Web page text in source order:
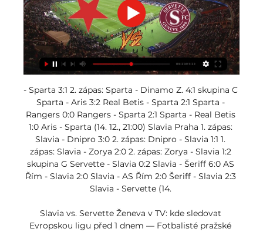
- Sparta 3:1 2. zápas: Sparta - Dinamo Z. 4:1 skupina C
Sparta - Aris 3:2 Real Betis - Sparta 2:1 Sparta -
Rangers 0:0 Rangers - Sparta 2:1 Sparta - Real Betis
1:0 Aris - Sparta (14. 12., 21:00) Slavia Praha 1. zápas:
Slavia - Dnipro 3:0 2. zápas: Dnipro - Slavia 1:1 1.
zápas: Slavia - Zorya 2:0 2. zápas: Zorya - Slavia 1:2
skupina G Servette - Slavia 0:2 Slavia - Šeriff 6:0 AS
Řím - Slavia 2:0 Slavia - AS Řím 2:0 Šeriff - Slavia 2:3
Slavia - Servette (14.
Slavia vs. Servette Ženeva v TV: kde sledovat
Evropskou ligu před 1 dnem — Fotbalisté pražské